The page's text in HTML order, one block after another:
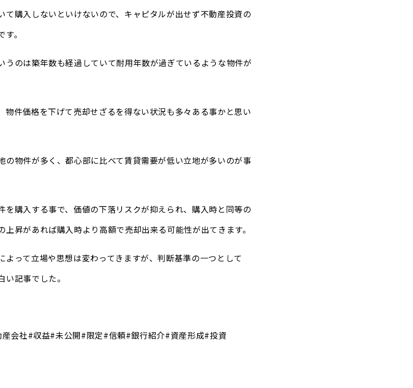
て購入しないといけないので、キャピタルが出せず不動産投資の
。
うのは築年数も経過していて耐用年数が過ぎているような物件が
物件価格を下げて売却せざるを得ない状況も多々ある事かと思い
の物件が多く、都心部に比べて賃貸需要が低い立地が多いのが事
を購入する事で、価値の下落リスクが抑えられ、購入時と同等の
昇があれば購入時より高額で売却出来る可能性が出てきます。
よって立場や思想は変わってきますが、判断基準の一つとして
記事でした。
会社#収益#未公開#限定#信頼#銀行紹介#資産形成#投資